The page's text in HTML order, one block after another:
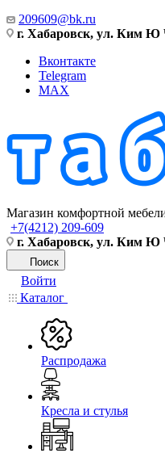
209609@bk.ru
г. Хабаровск, ул. Ким Ю
Вконтакте
Telegram
MAX
Магазин комфортной
+7(4212) 209-609
г. Хабаровск, ул. Ким Ю
Поиск
Войти
Каталог
Распродажа
Кресла и стулья